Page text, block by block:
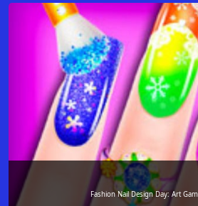
Fashion Nail Design Day: Art